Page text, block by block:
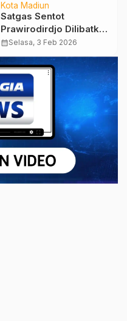
Kota Madiun
Satgas Sentot
Prawirodirdjo Dilibatkan
Dalam Parapatan Luhur
2026 PSHT Pusat
Madiun
calendar_monthSelasa, 3 Feb 2026